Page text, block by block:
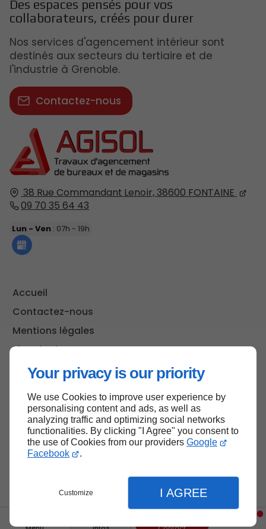
Your privacy is our priority
We use Cookies to improve user experience by
personalising content and ads, as well as
analyzing traffic and optimizing social networks
functionalities. By clicking "I Agree" you consent to
the use of Cookies from our providers Google
Facebook
.
Customize I AGREE
38 Rue Commandant Lenoir, 38600 FONTAINE
09 70 35 64 43
Lun - Ven : 07h - 19h
Accueil
Contactez-nous
Mentions légales
Plan du site
Des espaces pensés pour vos
collaborateurs, créés pour durer
Nos services d'agencement intérieur sont
destinés aux secteurs du tertiaire et de
l'industrie à Grenoble.
Contactez-nous
Haut de page